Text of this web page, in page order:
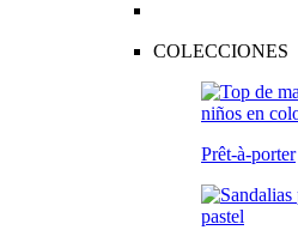
COLECCIONES
Prêt-à-porter